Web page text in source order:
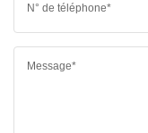
N° de téléphone*
Message*